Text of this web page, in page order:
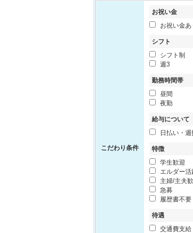
こだわり条件
お祝い金
お祝い金あ
シフト
シフト制
週3
勤務時間帯
昼間
夜勤
給与について
日払い・
特徴
学生歓迎
エルダー活
主婦/主夫
急募
履歴書不要
待遇
交通費支給